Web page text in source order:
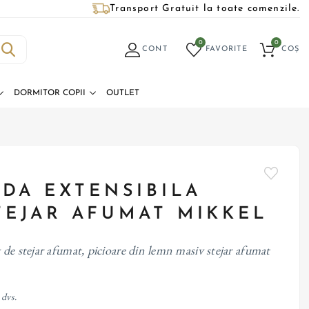
Transport Gratuit la toate comenzile.
CONT FAVORITE
0
COȘ
0
DORMITOR COPII OUTLET
EXTENSIBILA
AFUMAT MIKKEL
stejar afumat, picioare din lemn masiv stejar afumat